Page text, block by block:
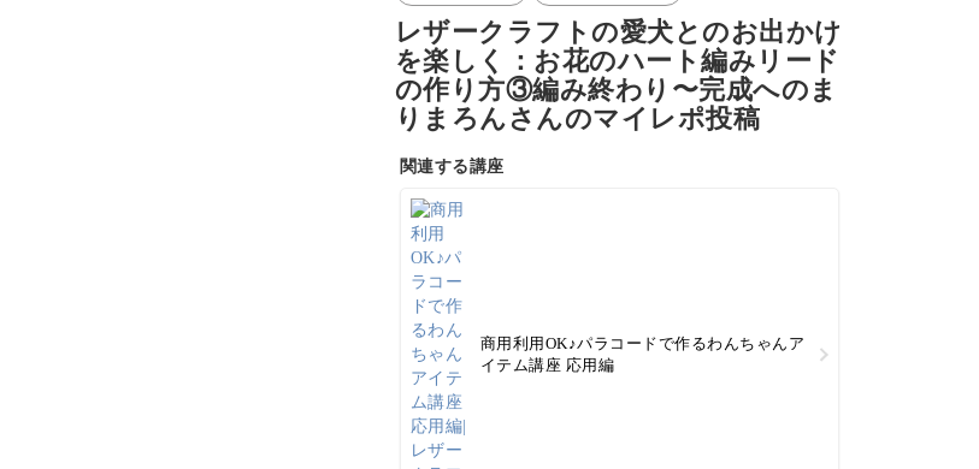
レザークラフトの愛犬とのお出かけ
を楽しく：お花のハート編みリード
の作り方③編み終わり〜完成へのま
りまろんさんのマイレポ投稿
関連する講座
商用利用OK♪パラコードで作るわんちゃんア
イテム講座 応用編